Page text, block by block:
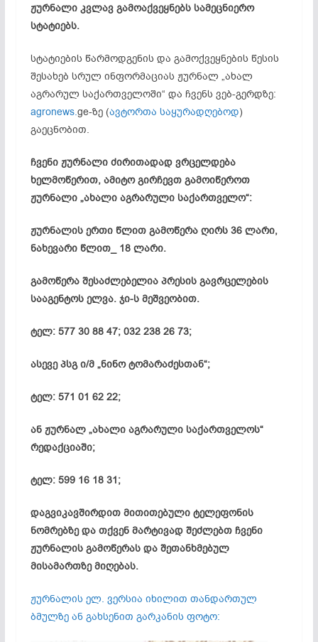
ჟურნალი კვლავ გამოაქვეყნებს სამეცნიერო
სტატიებს.
სტატიების წარმოდგენის და გამოქვეყნების წესის
შესახებ სრულ ინფორმაციას ჟურნალ „ახალ
აგრარულ საქართველოში“ და ჩვენს ვებ-გერდზე:
agronews.ge-ზე(ავტორთა საყურადღებოდ)
გაეცნობით.
ჩვენი ჟურნალი ძირითადად ვრცელდება
ხელმოწერით, ამიტო გირჩევთ გამოიწეროთ
ჟურნალი „ახალი აგრარული საქართველო“:
ჟურნალის ერთი წლით გამოწერა ღირს 36 ლარი,
ნახევარი წლით_ 18 ლარი.
გამოწერა შესაძლებელია პრესის გავრცელების
სააგენტოს ელვა. ჯი-ს მეშვეობით.
ტელ: 577 30 88 47; 032 238 26 73;
ასევეპსგი/მ „ნინოტომარაძესთან“;
ტელ: 571 01 62 22;
ან ჟურნალ „ახალი აგრარული საქართველოს“
რედაქციაში;
ტელ: 599 16 18 31;
დაგვიკავშირდით მითითებული ტელეფონის
ნომრებზე და თქვენ მარტივად შეძლებთ ჩვენი
ჟურნალის გამოწერას და შეთანხმებულ
მისამართზე მიღებას.
ჟურნალის ელ. ვერსია იხილით თანდართულ
ბმულზე ან გახსენით გარკანის ფოტო: